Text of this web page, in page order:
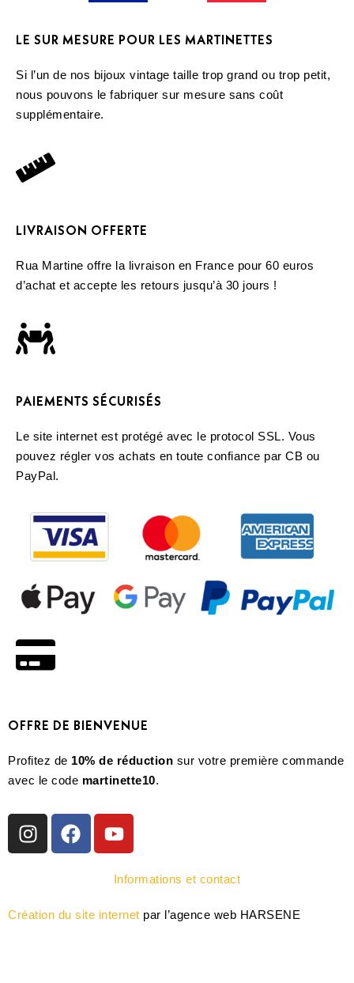
LE SUR MESURE POUR LES MARTINETTES
Si l’un de nos bijoux vintage taille trop grand ou trop petit,
nous pouvons le fabriquer sur mesure sans coût
supplémentaire.
LIVRAISON OFFERTE
Rua Martine offre la livraison en France pour 60 euros
d’achat et accepte les retours jusqu’à 30 jours !
PAIEMENTS SÉCURISÉS
Le site internet est protégé avec le protocol SSL. Vous
pouvez régler vos achats en toute confiance par CB ou
PayPal.
OFFRE DE BIENVENUE
Profitez de 10% de réduction sur votre première commande
avec le code martinette10.
Informations et contact
Création du site internet par l’agence web HARSENE